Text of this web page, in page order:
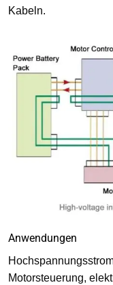
Kabeln.
Anwendungen
Motorsteuerung,